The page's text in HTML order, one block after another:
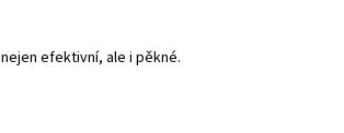
efektivní, ale i pěkné.